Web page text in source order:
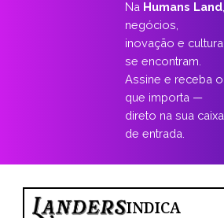
Na Humans Land
negócios,
inovação e cultura
se encontram.
Assine e receba o
que importa —
direto na sua caixa
de entrada.
INDICA